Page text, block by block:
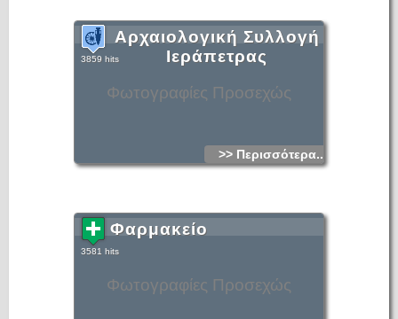
Φωτογραφίες Προσεχώς
Αρχαιολογική Συλλογή
Ιεράπετρας
3859 hits
>> Περισσότερα...
Φωτογραφίες Προσεχώς
Φαρμακείο
3581 hits